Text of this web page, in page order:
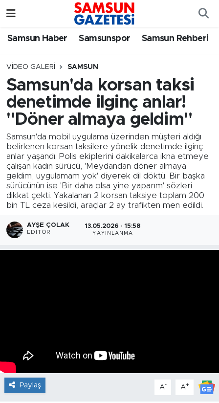
Samsun Haber Samsunspor Samsun Rehberi
VIDEO GALERI SAMSUN
Samsun'da korsan taksi
denetimde ilginç anlar!
"Döner almaya geldim"
Samsun'da mobil uygulama üzerinden müşteri aldığı
belirlenen korsan taksilere yönelik denetimde ilginç
anlar yaşandı. Polis ekiplerini dakikalarca ikna etmeye
çalışan kadın sürücü, 'Meydandan döner almaya
geldim, uygulamam yok' diyerek dil döktü. Bir başka
sürücünün ise 'Bir daha olsa yine yaparım' sözleri
dikkat çekti. Yakalanan 2 korsan taksiye toplam 200
bin TL ceza kesildi, araçlar 2 ay trafikten men edildi.
AYŞE ÇOLAK
EDITÖR
13.05.2026 - 15:58
YAYINLANMA
Paylaş A- A+
Samsun Haber
Samsunspor
Samsun Rehberi
Resmi İlanlar
Samsun Nöbetçi Eczaneler
Samsun Hava Durumu
SAMSUN Namaz Vakitleri
Samsun Trafik Yoğunluk Haritası
Süper Lig Puan Durumu ve Fikstür
Tüm Manşetler
Son Dakika Haberleri